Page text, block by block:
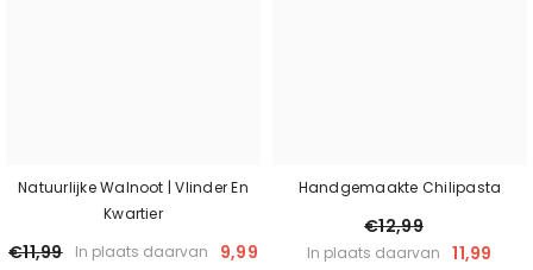
Natuurlijke Walnoot | Vlinder En
Kwartier
€11,99 In plaats daarvan 9,99
Handgemaakte Chilipasta
€12,99
In plaats daarvan 11,99